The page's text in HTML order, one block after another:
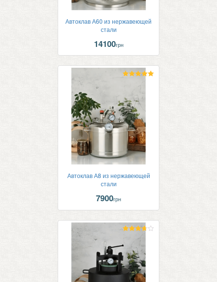
Автоклав А60 из нержавеющей
стали
14100грн
из 5
Автоклав А8 из нержавеющей
стали
7900грн
Оценка
из 5